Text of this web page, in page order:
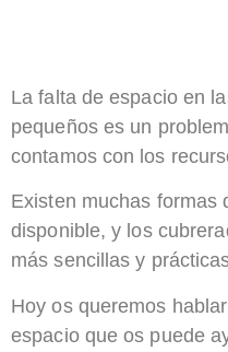
La falta de espacio en
pequeños es un
contamos con los
Existen muchas formas
disponible, y los
más sencillas y
Hoy os queremos
espacio que os puede